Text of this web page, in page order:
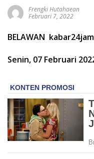
Frengki Hutahaean
Februari 7, 2022
BELAWAN
Senin, 07 Februari